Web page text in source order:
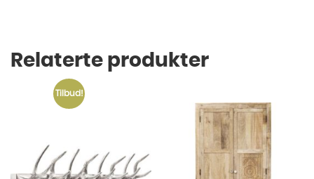
Relaterte produkter
Tilbud!